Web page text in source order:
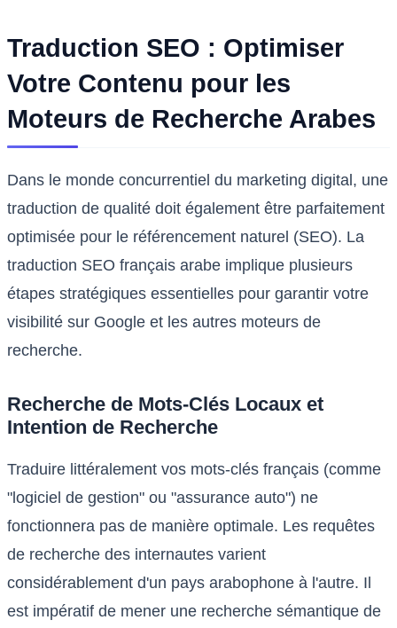
Traduction SEO : Optimiser
Votre Contenu pour les
Moteurs de Recherche Arabes
Dans le monde concurrentiel du marketing digital, une
traduction de qualité doit également être parfaitement
optimisée pour le référencement naturel (SEO). La
traduction SEO français arabe implique plusieurs
étapes stratégiques essentielles pour garantir votre
visibilité sur Google et les autres moteurs de
recherche.
Recherche de Mots-Clés Locaux et
Intention de Recherche
Traduire littéralement vos mots-clés français (comme
"logiciel de gestion" ou "assurance auto") ne
fonctionnera pas de manière optimale. Les requêtes
de recherche des internautes varient
considérablement d'un pays arabophone à l'autre. Il
est impératif de mener une recherche sémantique de